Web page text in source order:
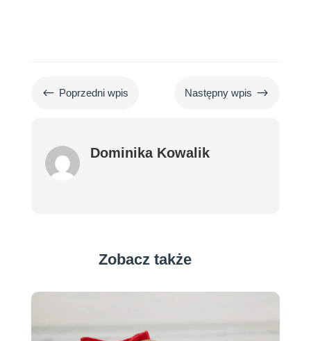
# Poprzedni wpis Następny wpis $
Dominika Kowalik
Zobacz także